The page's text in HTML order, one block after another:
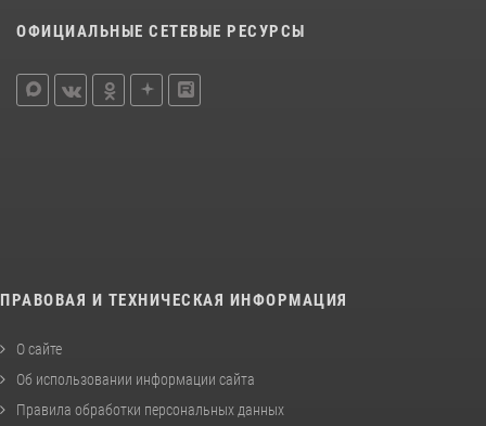
ОФИЦИАЛЬНЫЕ СЕТЕВЫЕ РЕСУРСЫ
ПРАВОВАЯ И ТЕХНИЧЕСКАЯ ИНФОРМАЦИЯ
О сайте
Об использовании информации сайта
Правила обработки персональных данных